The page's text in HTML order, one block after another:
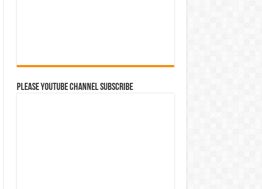
Please Youtube Channel Subscribe